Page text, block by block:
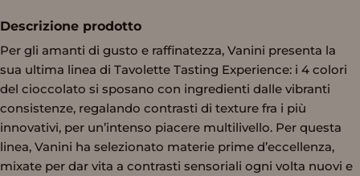
Descrizione prodotto
Per gli amanti di gusto e raffinatezza, Vanini presenta la
sua ultima linea di Tavolette Tasting Experience: i 4 colori
del cioccolato si sposano con ingredienti dalle vibranti
consistenze, regalando contrasti di texture fra i più
innovativi, per un’intenso piacere multilivello. Per questa
linea, Vanini ha selezionato materie prime d’eccellenza,
mixate per dar vita a contrasti sensoriali ogni volta nuovi e